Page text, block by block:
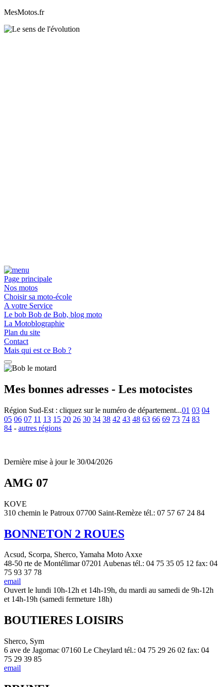
MesMotos.fr
Page principale
Nos motos
Choisir sa moto-école
A votre Service
Le bob Bob de Bob, blog moto
La Motoblographie
Plan du site
Contact
Mais qui est ce Bob ?
Mes bonnes adresses - Les motocistes
Région Sud-Est : cliquez sur le numéro de département...01 03 04
05 06 07 11 13 15 20 26 30 34 38 42 43 48 63 66 69 73 74 83
84 - autres régions
Dernière mise à jour le 30/04/2026
AMG 07
KOVE
310 chemin le Patroux 07700 Saint-Remèze tél.: 07 57 67 24 84
BONNETON 2 ROUES
Acsud, Scorpa, Sherco, Yamaha Moto Axxe
48-50 rte de Montélimar 07201 Aubenas tél.: 04 75 35 05 12 fax: 04
75 93 37 78
email
Ouvert le lundi 10h-12h et 14h-19h, du mardi au samedi de 9h-12h
et 14h-19h (samedi fermeture 18h)
BOUTIERES LOISIRS
Sherco, Sym
6 ave de Jagomac 07160 Le Cheylard tél.: 04 75 29 26 02 fax: 04
75 29 39 85
email